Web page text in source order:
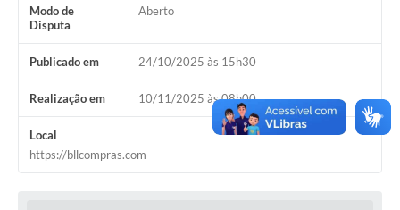
Modo de
Disputa
Aberto
Publicado em 24/10/2025 às 15h30
Realização em 10/11/2025 às 08h00
Local
https://bllcompras.com